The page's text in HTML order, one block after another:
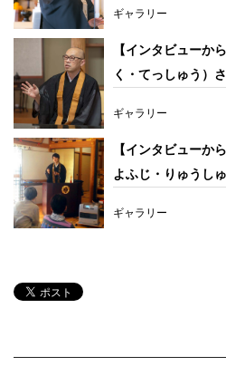
ギャラリー
【インタビューか
く・てっしゅう）
ギャラリー
【インタビューか
よふじ・りゅうし
ギャラリー